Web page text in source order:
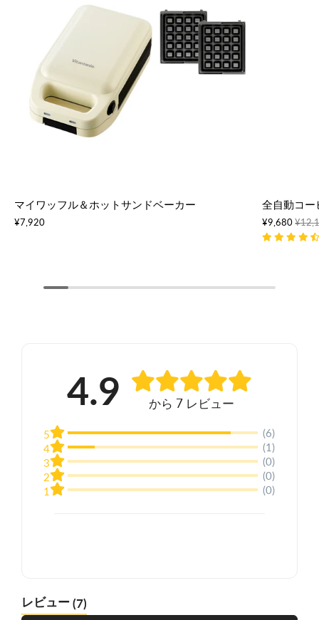
マイワッフル＆ホットサンドベーカー
¥7,920
全自動コー
¥9,680
4.9 から 7 レビュー
5
(6)
4
(1)
3
(0)
2
(0)
1
(0)
レビュー(7)